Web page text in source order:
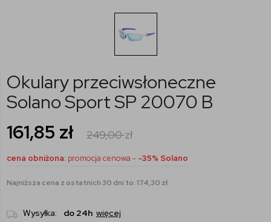
Okulary przeciwsłoneczne
Solano Sport SP 20070 B
161,85 zł 249,00zł
cena obniżona: promocja cenowa - -35% Solano
Najniższa cena z ostatnich 30 dni to: 174,30 zł
Wysyłka: do 24h więcej